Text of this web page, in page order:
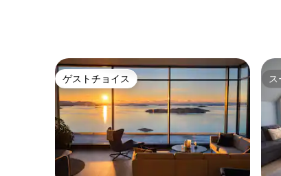
ゲストチョイス
ゲストチョイス ス
ス